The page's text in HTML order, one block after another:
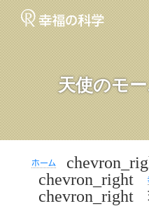
天使のモ
ホーム
chevron_right
chevron_right